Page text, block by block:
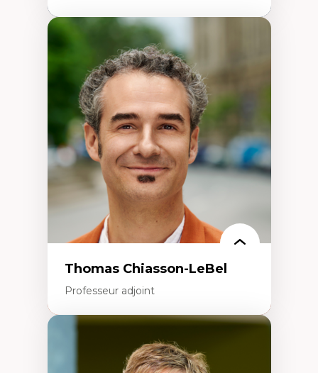
Économie circulaire
Modèles d’affaires durables
Histoire des faits économiques
Gestion durable des ressources naturelles
Écologie industrielle
Aménagement durable du territoire
Développement régional
Coopératives
Télétravail en milieu rural francophone
Transition socio-écologique
Thomas Chiasson-LeBel
Professeur adjoint
Théories du développement
Économie politique comparée